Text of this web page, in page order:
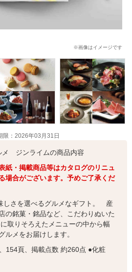
※画像はイメージです
限：2026年03月31日
メ ジンライムの商品内容
紙・掲載商品等はカタログのリニュ
場合がございます。予めご了承くだ
しさを選べるグルメなギフト。 産
の銘菓・銘品など、こだわりぬいた
取りそろえたメニューの中から幅
ルメをお届けします。
154頁、掲載点数 約260点 ●化粧